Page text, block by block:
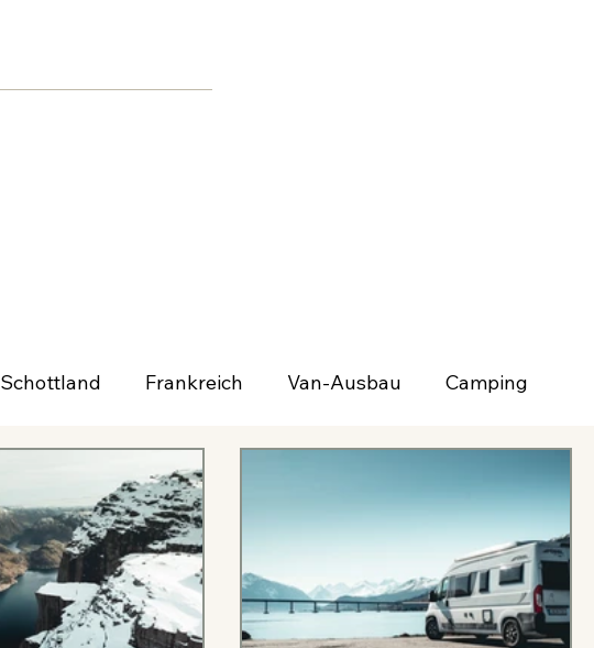
Schottland Frankreich Van-Ausbau Camping